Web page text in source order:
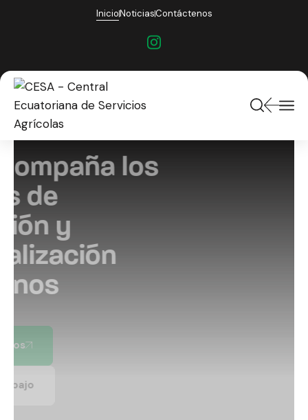
InicioNoticiasContáctenos
CESA acompaña los
sistemas de
producción y
comercialización
campesinos